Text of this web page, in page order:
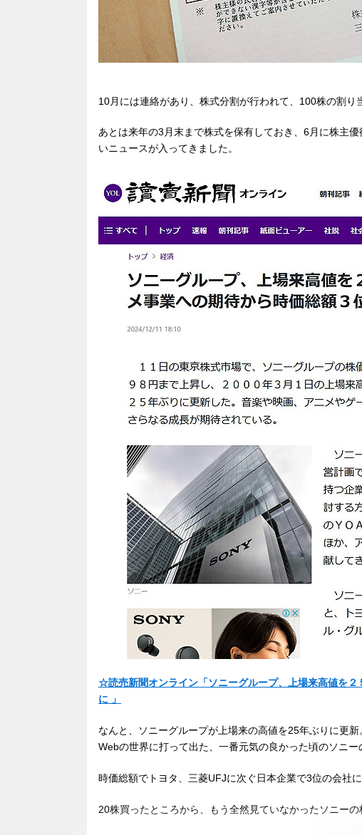
10月には連絡があり、株式分割が行われて、100株の割り
あとは来年の3月末まで株式を保有しておき、6月に株主
いニュースが入ってきました。
☆読売新聞オンライン「ソニーグループ、上場来高値を
に 」
なんと、ソニーグループが上場来の高値を25年ぶりに更
Webの世界に打って出た、一番元気の良かった頃のソニー
時価総額でトヨタ、三菱UFJに次ぐ日本企業で3位の会社に
20株買ったところから、もう全然見ていなかったソニー